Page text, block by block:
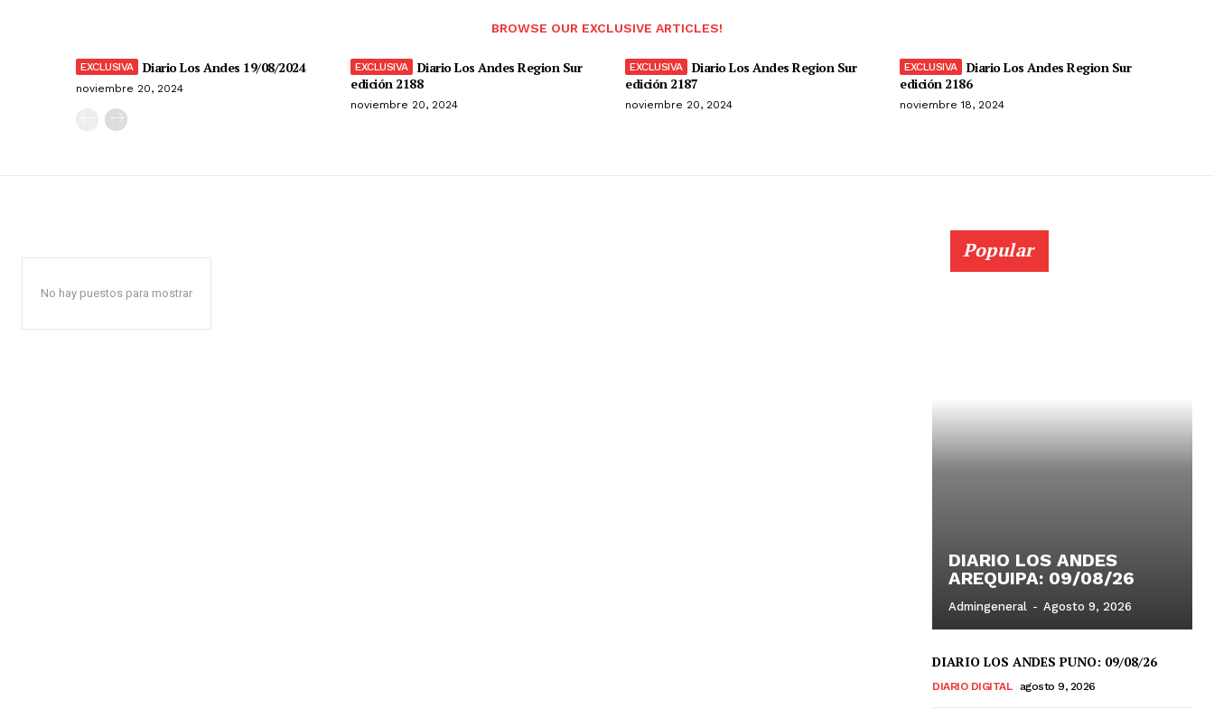
BROWSE OUR EXCLUSIVE ARTICLES!
Diario Los Andes 19/08/2024
noviembre 20, 2024
Diario Los Andes Region Sur
edición 2188
noviembre 20, 2024
Diario Los Andes Region Sur
edición 2187
noviembre 20, 2024
Diario Los Andes Region Sur
edición 2186
noviembre 18, 2024
No hay puestos para mostrar
Popular
DIARIO LOS ANDES
AREQUIPA: 09/08/26
Admingeneral - Agosto 9, 2026
DIARIO LOS ANDES PUNO: 09/08/26
DIARIO DIGITAL agosto 9, 2026